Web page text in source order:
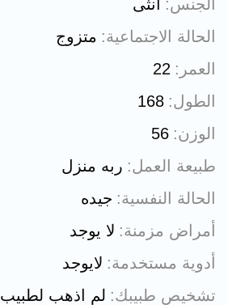
الجنس
أنثى
الحالة الاجتماعية
متزوج
العمر
22
الطول 168
الوزن 56
طبيعة العمل ربه منزل
الحالة النفسية جيده
أمراض مزمنة لا يوجد
أدوية مستخدمة لايوجد
تشخيص طبيبك لم اذهب لطبيب